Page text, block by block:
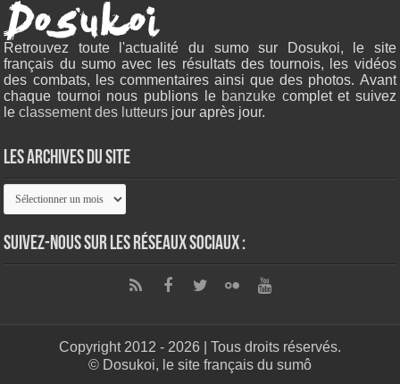
Retrouvez toute l'actualité du sumo sur Dosukoi, le site
français du sumo avec les résultats des tournois, les vidéos
des combats, les commentaires ainsi que des photos. Avant
chaque tournoi nous publions le banzuke complet et suivez
leclassement des lutteurs jour après jour.
Les archives du site
Les
archives
site
Suivez-nous sur les réseaux sociaux :
Copyright 2012 - 2026 | Tous droits réservés.
© Dosukoi, le site français du sumô